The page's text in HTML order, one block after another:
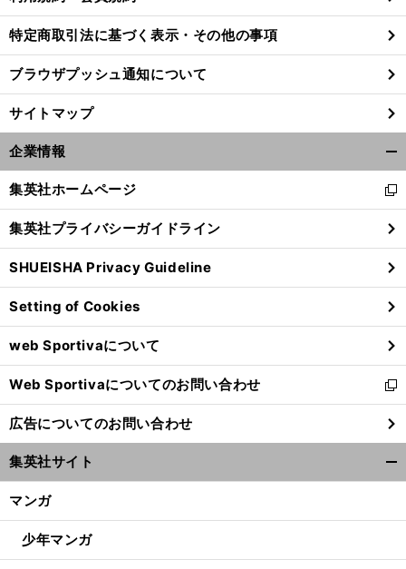
特定商取引法に基づく表示・その他の事項
ブラウザプッシュ通知について
サイトマップ
企業情報
閉
る
集英社ホームページ
新
し
い
ウ
ィ
ン
ド
ウ
で
開
く
集英社プライバシーガイドライン
SHUEISHA Privacy Guideline
Setting of Cookies
web Sportivaについて
Web Sportivaについてのお問い合わせ
新
し
い
ウ
ィ
ン
ウ
開
広告についてのお問い合わせ
集英社サイト
マンガ
少年マンガ